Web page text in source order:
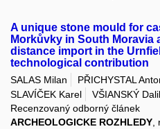
A unique stone mould for
Morkůvky in South Moravia
distance import in the
technological contribution
SALAS Milan PŘICHYSTAL
SLAVÍČEK Karel
VŠIANSKÝ
Recenzovaný odborný článek
ARCHEOLOGICKE ROZHLEDY,